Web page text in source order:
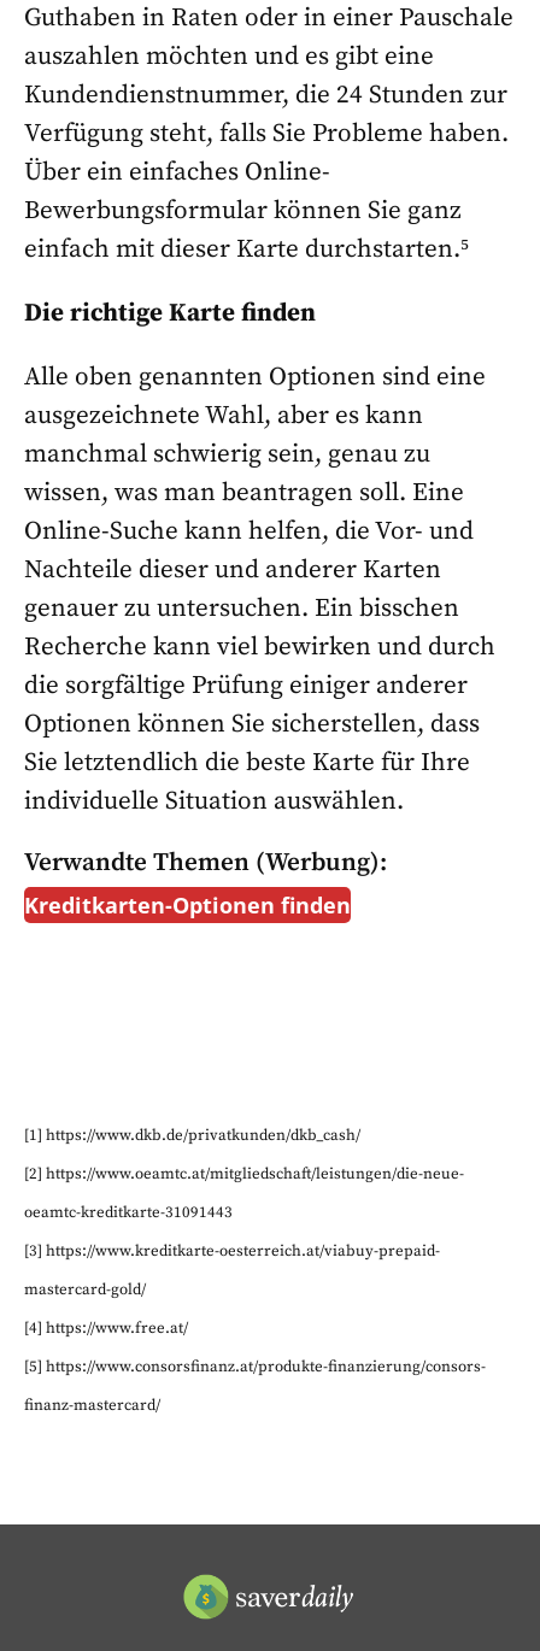
Guthaben in Raten oder in einer Pauschale
auszahlen möchten und es gibt eine
Kundendienstnummer, die 24 Stunden zur
Verfügung steht, falls Sie Probleme haben.
Über ein einfaches Online-
Bewerbungsformular können Sie ganz
einfach mit dieser Karte durchstarten.⁵
Die richtige Karte finden
Alle oben genannten Optionen sind eine
ausgezeichnete Wahl, aber es kann
manchmal schwierig sein, genau zu
wissen, was man beantragen soll. Eine
Online-Suche kann helfen, die Vor- und
Nachteile dieser und anderer Karten
genauer zu untersuchen. Ein bisschen
Recherche kann viel bewirken und durch
die sorgfältige Prüfung einiger anderer
Optionen können Sie sicherstellen, dass
Sie letztendlich die beste Karte für Ihre
individuelle Situation auswählen.
Verwandte Themen (Werbung):
Kreditkarten-Optionen finden
[1] https://www.dkb.de/privatkunden/dkb_cash/
[2] https://www.oeamtc.at/mitgliedschaft/leistungen/die-neue-
oeamtc-kreditkarte-31091443
[3] https://www.kreditkarte-oesterreich.at/viabuy-prepaid-
mastercard-gold/
[4] https://www.free.at/
[5] https://www.consorsfinanz.at/produkte-finanzierung/consors-
finanz-mastercard/